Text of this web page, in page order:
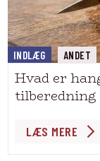
INDLÆG ANDET
Hvad er
tilberedning
LÆS MERE